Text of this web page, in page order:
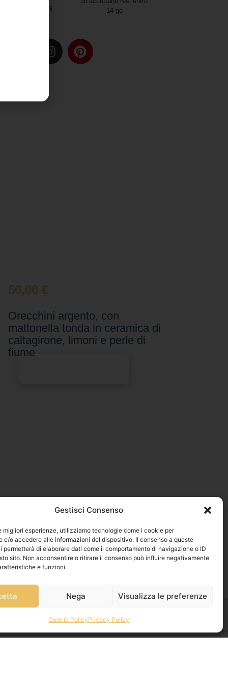
Gestisci Consenso
migliori esperienze, utilizziamo tecnologie come i cookie per
e/o accedere alle informazioni del dispositivo. Il consenso a queste
permetterà di elaborare dati come il comportamento di navigazione o ID
sito. Non acconsentire o ritirare il consenso può influire negativamente
e funzioni.
Nega Visualizza le preferenze
Cookie PolicyPrivacy Policy
Due modalità di
14 gg
50,00 €
Orecchini argento, con
mattonella tonda in ceramica di
caltagirone, limoni e perle di
fiume